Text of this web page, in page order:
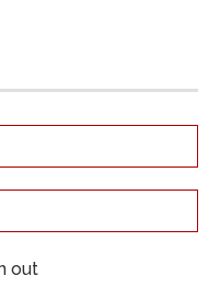
out